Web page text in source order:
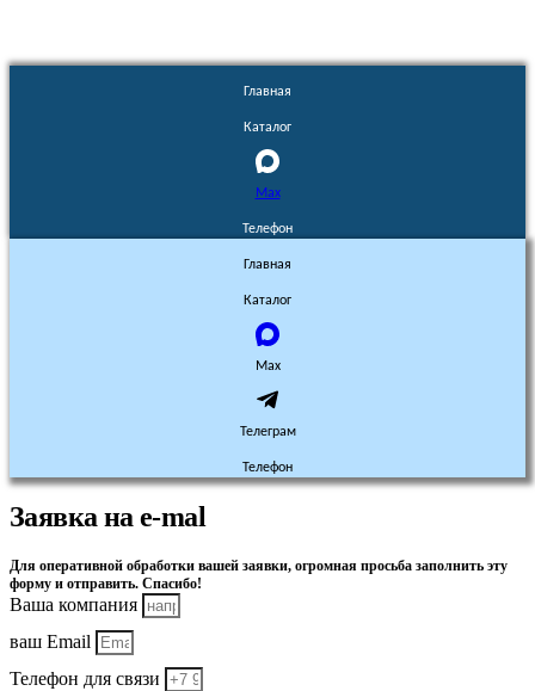
Главная
Каталог
Max
Телефон
Главная
Каталог
Max
Телеграм
Телефон
Заявка на e-mal
Для оперативной обработки вашей заявки, огромная просьба заполнить эту
форму и отправить. Спасибо!
Ваша компания
ваш Email
Телефон для связи